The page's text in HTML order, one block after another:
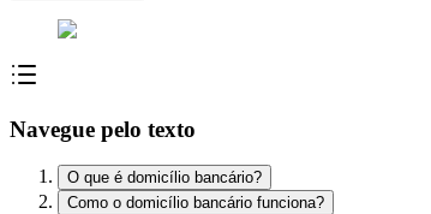
Navegue pelo texto
O que é domicílio bancário?
Como o domicílio bancário funciona?